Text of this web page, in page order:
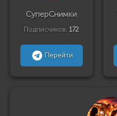
СуперСнимки
Подписчиков: 172
Перейти